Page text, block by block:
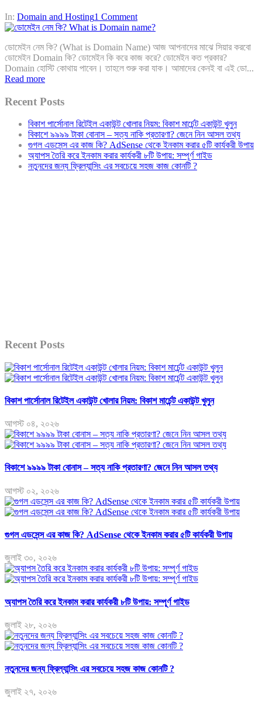
In: Domain and Hosting1 Comment
ডোমেইন নেম কি? (What is Domain Name) আজ আপনাদের মাঝে সিয়ার করবো
ডোমেইন Domain কি? ডোমেইন কি করে কাজ করে? ডোমেইন কত প্রকার?
Domain হোস্টি কোথায় পাবেন। তাহলে শুরু করা যাক। আমাদের কেনই বা এই ডো...
Read more
Recent Posts
বিকাশ পার্সোনাল রিটেইল একাউন্ট খোলার নিয়ম: বিকাশ মার্চেন্ট একাউন্ট খুলুন
বিকাশে ৯৯৯৯ টাকা বোনাস – সত্য নাকি প্রতারণা? জেনে নিন আসল তথ্য
গুগল এডসেন্স এর কাজ কি? AdSense থেকে ইনকাম করার ৫টি কার্যকরী উপায়
অ্যাপস তৈরি করে ইনকাম করার কার্যকরী ৮টি উপায়: সম্পূর্ণ গাইড
নতুনদের জন্য ফ্রিল্যান্সিং এর সবচেয়ে সহজ কাজ কোনটি ?
Recent Posts
বিকাশ পার্সোনাল রিটেইল একাউন্ট খোলার নিয়ম: বিকাশ মার্চেন্ট একাউন্ট খুলুন
আগস্ট ০৪, ২০২৬
বিকাশে ৯৯৯৯ টাকা বোনাস – সত্য নাকি প্রতারণা? জেনে নিন আসল তথ্য
আগস্ট ০২, ২০২৬
গুগল এডসেন্স এর কাজ কি? AdSense থেকে ইনকাম করার ৫টি কার্যকরী উপায়
জুলাই ৩০, ২০২৬
অ্যাপস তৈরি করে ইনকাম করার কার্যকরী ৮টি উপায়: সম্পূর্ণ গাইড
জুলাই ২৮, ২০২৬
নতুনদের জন্য ফ্রিল্যান্সিং এর সবচেয়ে সহজ কাজ কোনটি ?
জুলাই ২৭, ২০২৬